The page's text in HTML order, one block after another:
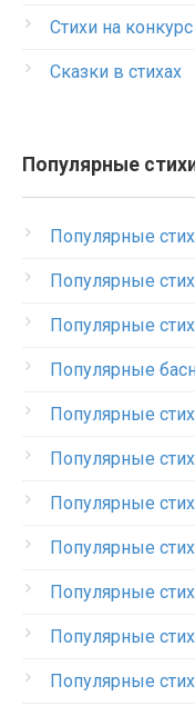
Стихи на конкурс
Сказки в стихах
Популярные
Популярные
Популярные
Популярные
Популярные
Популярные
Популярные
Популярные
Популярные
Популярные
Популярные
Популярные